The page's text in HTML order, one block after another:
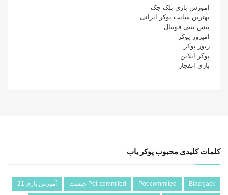
آموزش بازی بلک جک
بهترین سایت پوکر ایرانی
پیش بینی فوتبال
امپرور پوکر
ریور پوکر
پوکر آنلاین
بازی انفجار
کلمات کلیدی محبوب پوکر یاب
Blackjack
Pot-commited Pot-commited چیست آموزش بازی 21